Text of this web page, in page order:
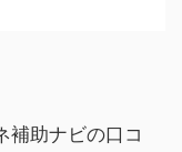
補助ナビの口コ